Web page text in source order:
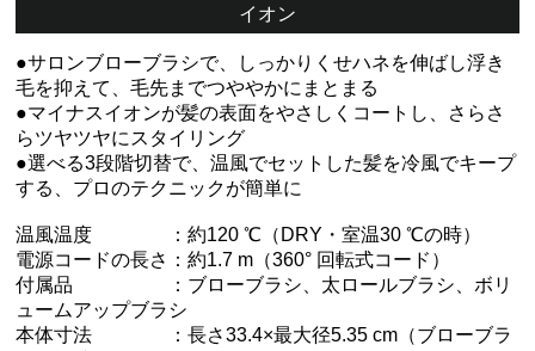
イオン
●サロンブローブラシで、しっかりくせハネを伸ばし浮き
毛を抑えて、毛先までつややかにまとまる
●マイナスイオンが髪の表面をやさしくコートし、さらさ
らツヤツヤにスタイリング
●選べる3段階切替で、温風でセットした髪を冷風でキープ
する、プロのテクニックが簡単に
温風温度 ：約120 ℃（DRY・室温30 ℃の時）
電源コードの長さ：約1.7 m（360° 回転式コード）
付属品 ：ブローブラシ、太ロールブラシ、ボリ
ュームアップブラシ
本体寸法 ：長さ33.4×最大径5.35 cm（ブローブラ